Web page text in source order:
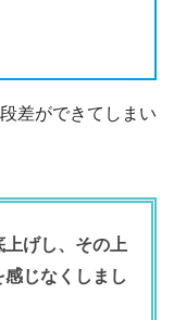
差ができてしまい
げし、その上
じなくしまし